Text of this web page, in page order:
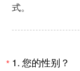
式。
* 1. 您的性别？